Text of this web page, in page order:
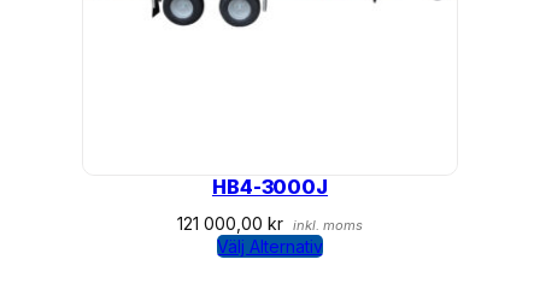
HB4-3000J
121 000,00 kr inkl. moms
Välj Alternativ